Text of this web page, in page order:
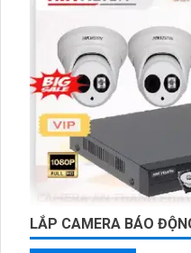
LẮP CAMERA BÁO